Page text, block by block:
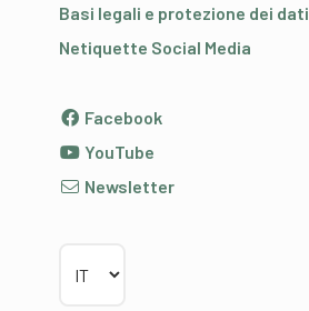
Basi legali e protezione dei dati
Netiquette Social Media
Facebook
YouTube
Newsletter